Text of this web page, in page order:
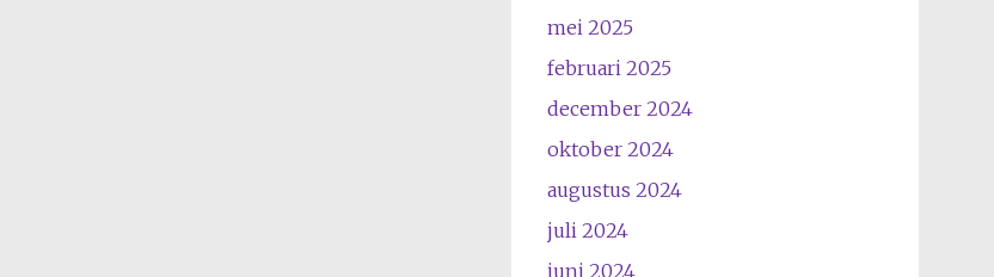
mei 2025
februari 2025
december 2024
oktober 2024
augustus 2024
juli 2024
juni 2024